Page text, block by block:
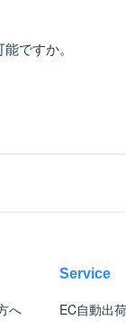
ですか。
へ
Service
EC自動出